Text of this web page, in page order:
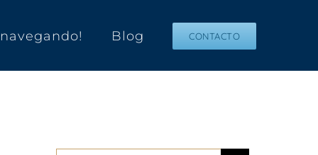
navegando! Blog CONTACTO